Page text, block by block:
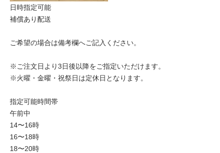
日時指定可能
補償あり配送
ご希望の場合は備考欄へご記入ください。
※ご注文日より3日後以降をご指定いただけます。
※火曜・金曜・祝祭日は定休日となります。
指定可能時間帯
午前中
14〜16時
16〜18時
18〜20時